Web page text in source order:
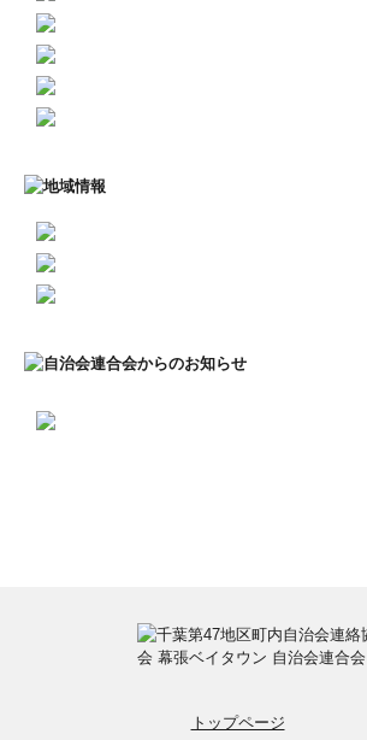
トップページ